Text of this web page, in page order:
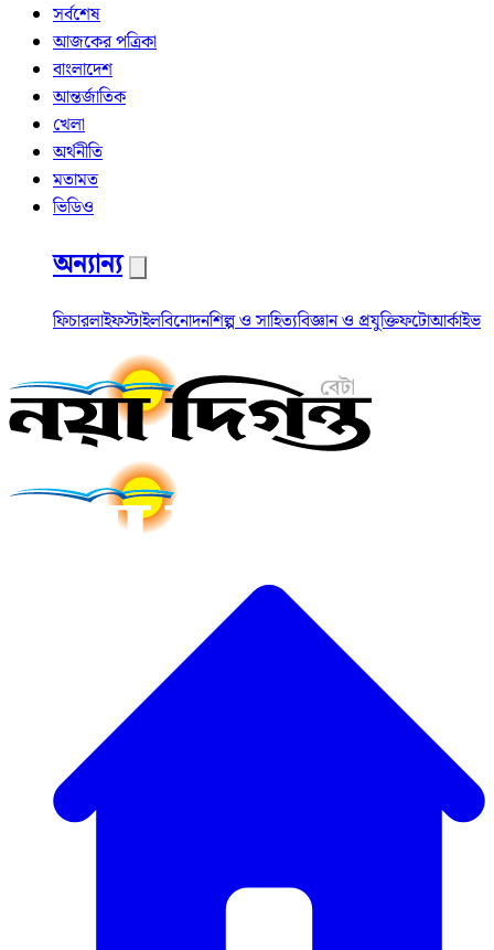
সর্বশেষ
আজকের পত্রিকা
বাংলাদেশ
আন্তর্জাতিক
খেলা
অর্থনীতি
মতামত
ভিডিও
অন্যান্য
ফিচারলাইফস্টাইলবিনোদনশিল্প ও সাহিত্যবিজ্ঞান ও প্রযুক্তিফটোআর্কাইভ